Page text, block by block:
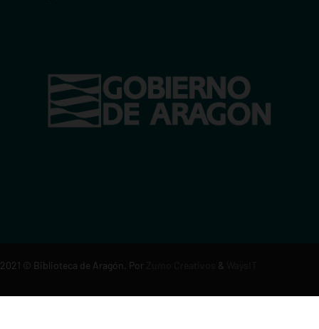
2021 © Biblioteca de Aragón. Por &